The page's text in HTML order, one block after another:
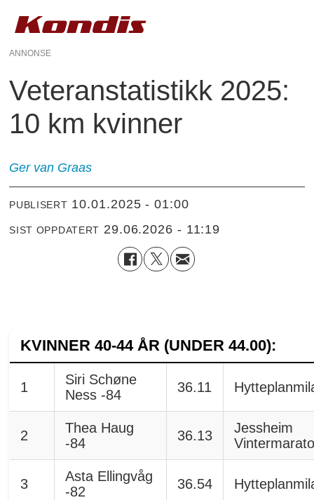
ANNONSE
Veteranstatistikk 2025:
10 km kvinner
Ger van Graas
PUBLISERT 10.01.2025 - 01:00
SIST OPPDATERT 29.06.2026 - 11:19
KVINNER 40-44 ÅR (UNDER 44.00):
1
Siri Schøne
Ness -84
36.11
2
Thea Haug
-84
36.13
Jessheim
3
Asta Ellingvåg
-82
36.54